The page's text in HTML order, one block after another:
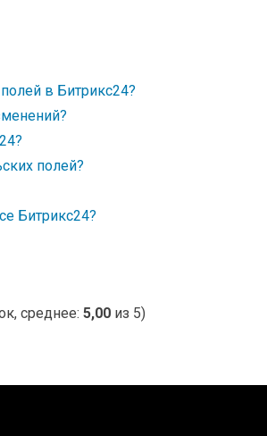
в Битрикс24?
полей?
Битрикс24?
среднее: 5,00 из 5)